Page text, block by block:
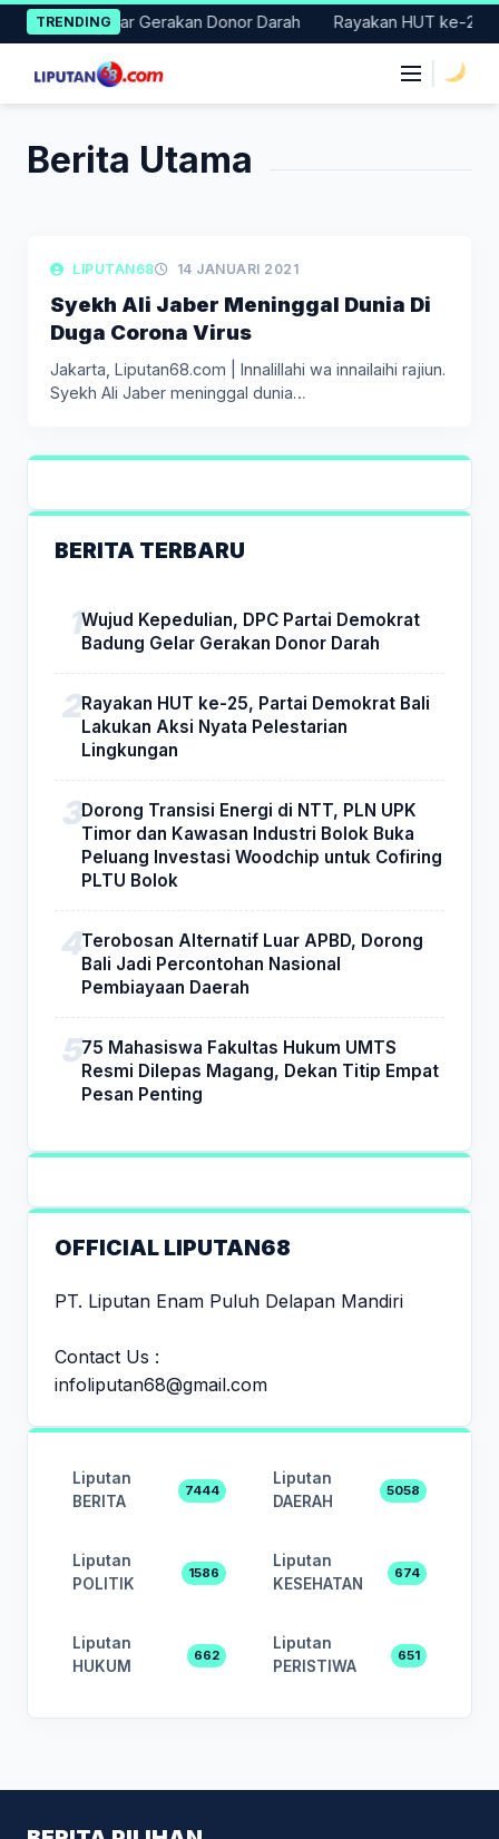
Skip
to
content
TRENDING
Badung Gelar Gerakan Donor Darah Rayakan HUT ke-25,
Berita Utama
LIPUTAN BERITA
LIPUTAN68 14 JANUARI 2021
Syekh Ali Jaber Meninggal Dunia Di
Duga Corona Virus
Jakarta, Liputan68.com | Innalillahi wa innailaihi rajiun.
Syekh Ali Jaber meninggal dunia…
BERITA TERBARU
Wujud Kepedulian, DPC Partai Demokrat
Badung Gelar Gerakan Donor Darah
Rayakan HUT ke-25, Partai Demokrat Bali
Lakukan Aksi Nyata Pelestarian
Lingkungan
Dorong Transisi Energi di NTT, PLN UPK
Timor dan Kawasan Industri Bolok Buka
Peluang Investasi Woodchip untuk Cofiring
PLTU Bolok
Terobosan Alternatif Luar APBD, Dorong
Bali Jadi Percontohan Nasional
Pembiayaan Daerah
75 Mahasiswa Fakultas Hukum UMTS
Resmi Dilepas Magang, Dekan Titip Empat
Pesan Penting
OFFICIAL LIPUTAN68
PT. Liputan Enam Puluh Delapan Mandiri
Contact Us :
infoliputan68@gmail.com
Liputan
BERITA
7444
Liputan
DAERAH
5058
Liputan
POLITIK
1586
Liputan
KESEHATAN
674
Liputan
HUKUM
662
Liputan
PERISTIWA
651